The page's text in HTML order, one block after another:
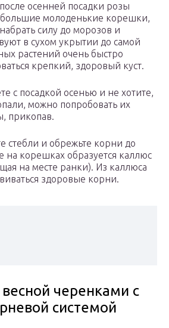
осенней посадки розы
молоденькие корешки,
силу до морозов и
в сухом укрытии до самой
растений очень быстро
крепкий, здоровый куст.
с посадкой осенью и не хотите,
можно попробовать их
прикопав.
стебли и обрежьте корни до
на корешках образуется каллюс
на месте ранки). Из каллюса
здоровые корни.
черенками с
системой